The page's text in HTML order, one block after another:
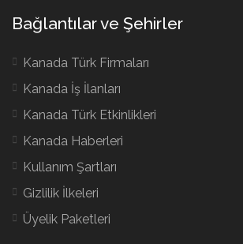
Bağlantılar ve Şehirler
Kanada Türk Firmaları
Kanada İş İlanları
Kanada Türk Etkinlikleri
Kanada Haberleri
Kullanım Şartları
Gizlilik İlkeleri
Üyelik Paketleri